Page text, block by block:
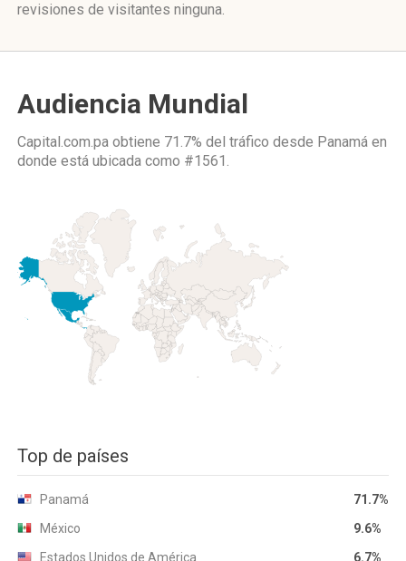
revisiones de visitantes ninguna.
Audiencia Mundial
Capital.com.pa obtiene 71.7% del tráfico desde Panamá en
donde está ubicada como #1561.
Top de países
Panamá
71.7%
México
9.6%
Estados Unidos de América
6.7%